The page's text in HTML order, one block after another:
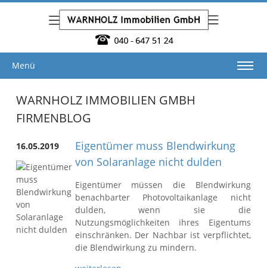
Menü
WARNHOLZ IMMOBILIEN GMBH
FIRMENBLOG
16.05.2019
Eigentümer muss Blendwirkung
von Solaranlage nicht dulden
Eigentümer müssen die Blendwirkung
benachbarter Photovoltaikanlage nicht
dulden, wenn sie die
Nutzungsmöglichkeiten ihres Eigentums
einschränken. Der Nachbar ist verpflichtet,
die Blendwirkung zu mindern.